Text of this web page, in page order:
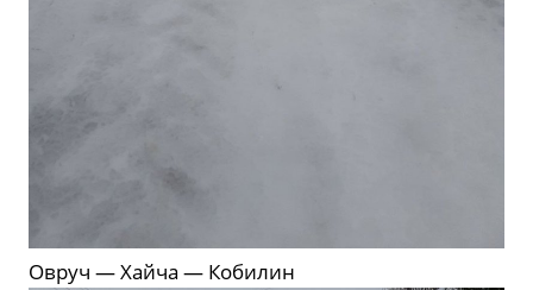
Овруч — Хайча — Кобилин